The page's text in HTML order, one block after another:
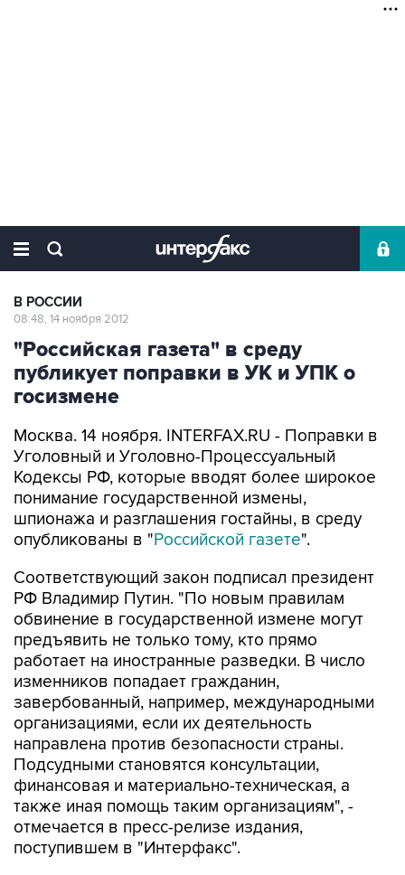
В РОССИИ
08:48, 14 ноября 2012
"Российская газета" в среду
публикует поправки в УК и УПК о
госизмене
Москва. 14 ноября. INTERFAX.RU - Поправки в
Уголовный и Уголовно-Процессуальный
Кодексы РФ, которые вводят более широкое
понимание государственной измены,
шпионажа и разглашения гостайны, в среду
опубликованы в "Российской газете".
Соответствующий закон подписал президент
РФ Владимир Путин. "По новым правилам
обвинение в государственной измене могут
предъявить не только тому, кто прямо
работает на иностранные разведки. В число
изменников попадает гражданин,
завербованный, например, международными
организациями, если их деятельность
направлена против безопасности страны.
Подсудными становятся консультации,
финансовая и материально-техническая, а
также иная помощь таким организациям", -
отмечается в пресс-релизе издания,
поступившем в "Интерфакс".